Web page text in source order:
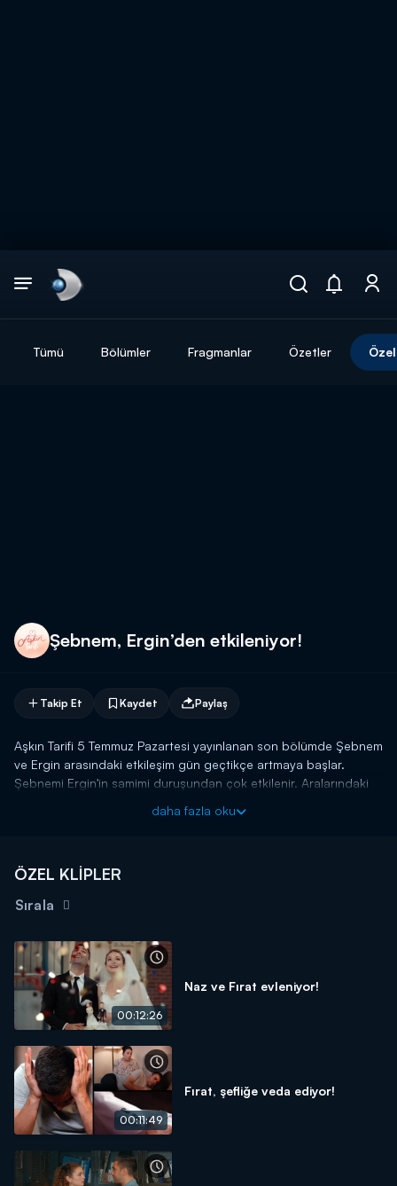
Tümü Bölümler Fragmanlar Özetler
Şebnem, Ergin’den etkileniyor!
Takip Et Kaydet Paylaş
Aşkın Tarifi 5 Temmuz Pazartesi yayınlanan son bölümde Şebnem
ve Ergin arasındaki etkileşim gün geçtikçe artmaya başlar.
Şebnemi Ergin'in samimi duruşundan çok etkilenir. Aralarındaki
içindedir. Ancak Şebnem'in ciddi ilişki konusundaki düşünceleri
Aşkın Tarifi yeni bölümüyle Pazartesi 20.00'de Kanal D'de!
daha fazla oku
ÖZEL KLİPLER
Sırala
00:12:26
Naz ve Fırat evleniyor!
00:11:49
Fırat, şefliğe veda ediyor!